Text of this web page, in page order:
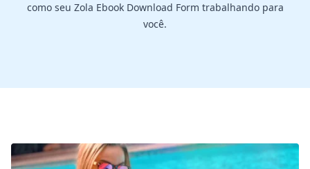
como seu Zola Ebook Download Form trabalhando para
você.